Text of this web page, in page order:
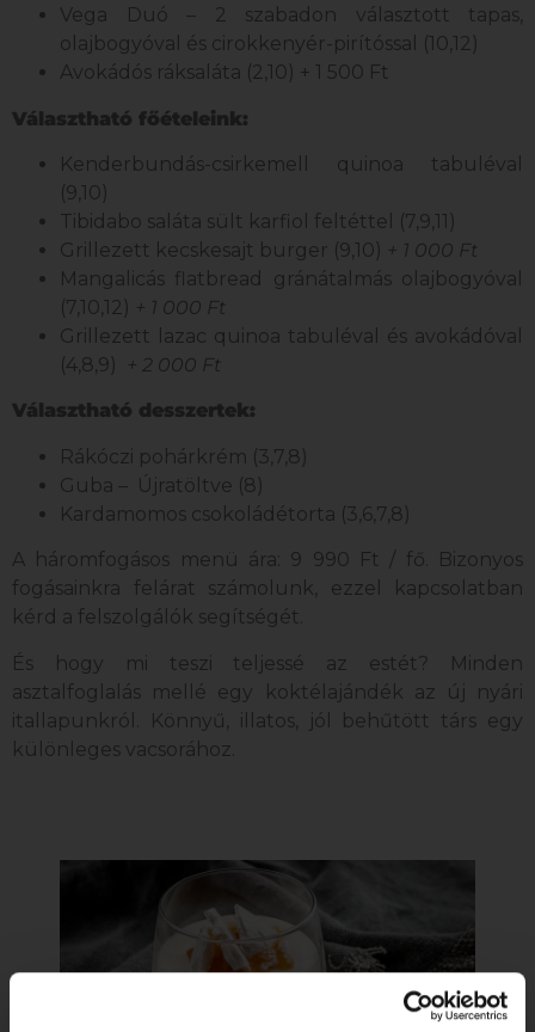
Vega Duó – 2 szabadon választott tapas,
olajbogyóval és cirokkenyér-pirítóssal (10,12)
Avokádós ráksaláta (2,10) + 1 500 Ft
Választható főételeink:
Kenderbundás-csirkemell quinoa tabuléval
(9,10)
Tibidabo saláta sült karfiol feltéttel (7,9,11)
Grillezett kecskesajt burger (9,10) + 1 000 Ft
Mangalicás flatbread gránátalmás olajbogyóval
(7,10,12) + 1 000 Ft
Grillezett lazac quinoa tabuléval és avokádóval
(4,8,9)
+ 2 000 Ft
Választható desszertek:
Rákóczi pohárkrém (3,7,8)
Guba – Újratöltve (8)
Kardamomos csokoládétorta (3,6,7,8)
A háromfogásos menü ára: 9 990 Ft / fő. Bizonyos
fogásainkra felárat számolunk, ezzel kapcsolatban
kérd a felszolgálók segítségét.
És hogy mi teszi teljessé az estét? Minden
asztalfoglalás mellé egy koktélajándék az új nyári
itallapunkról. Könnyű, illatos, jól behűtött társ egy
különleges vacsorához.